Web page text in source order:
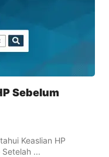
Sebelum
Keaslian HP
...